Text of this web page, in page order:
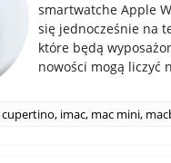
smartwatche Apple
się jednocześnie na
które będą
nowości mogą liczyć
cupertino, imac, mac mini,